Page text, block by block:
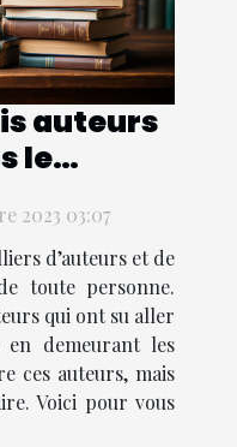
auteurs
le
2023 03:07
d’auteurs et de
toute personne.
qui ont su aller
demeurant les
ces auteurs, mais
Voici pour vous